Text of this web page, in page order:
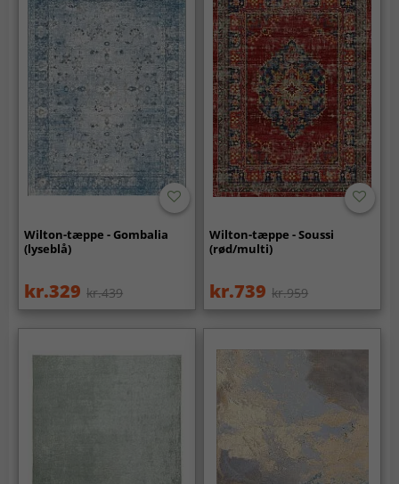
Wilton-tæppe - Gombalia
(lyseblå)
kr.329 kr.439
Wilton-tæppe - Soussi
(rød/multi)
kr.739 kr.959